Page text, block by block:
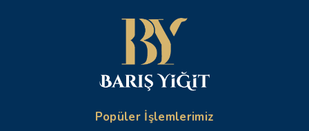
Popüler İşlemlerimiz